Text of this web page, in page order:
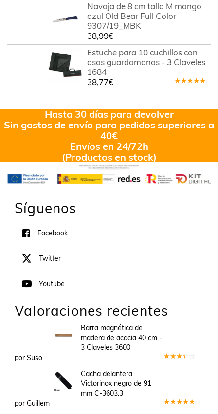
Navaja de 8 cm talla M mango
azul Old Bear Full Color
9307/19_MBK
38,99€
Estuche para 10 cuchillos con
asas guardamanos - 3 Claveles
1684
38,77€
Hasta 30 días para devolver
Sin gastos de envío para pedidos superiores a
40€
Envíos en 24/72h
(Productos en stock)
Síguenos
Facebook
Twitter
Youtube
Valoraciones recientes
Barra magnética de
madera de acacia 40 cm -
3 Claveles 3600
por Suso
Cacha delantera
Victorinox negro de 91
mm C-3603.3
por Guillem